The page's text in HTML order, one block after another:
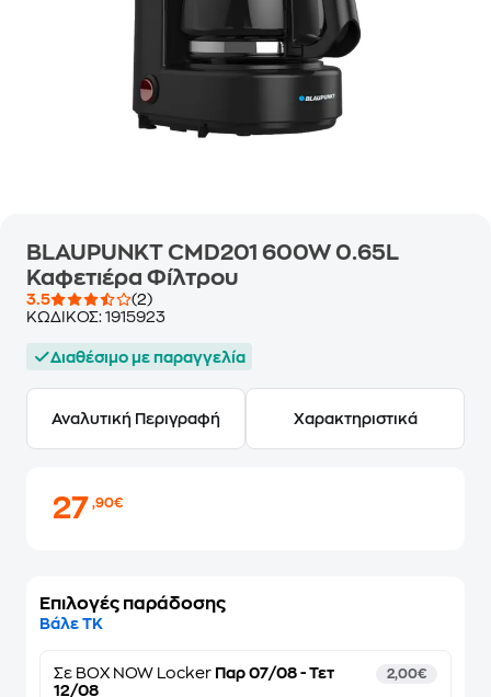
BLAUPUNKT CMD201 600W 0.65L
Καφετιέρα Φίλτρου
3.5
(2)
ΚΩΔΙΚΟΣ: 1915923
Διαθέσιμο με παραγγελία
Αναλυτική Περιγραφή Χαρακτηριστικά
27,90€
Επιλογές παράδοσης
Βάλε ΤΚ
Σε BOX NOW Locker Παρ 07/08 - Τετ
12/08
2,00€